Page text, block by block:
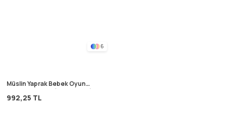
6
Müslin Yaprak Bebek Oyun
Mınt Df
992,25 TL